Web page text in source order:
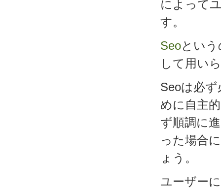
によって
す。
Seoとい
して用い
Seoは必
めに自主
ず順調に
った場合
ょう。
ユーザー